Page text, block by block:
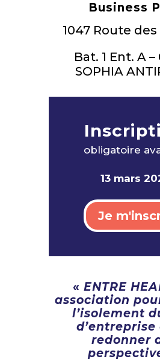
Business
1047 Route
Bat. 1 Ent. A –
SOPHIA
obligatoire
13 mars
Je
« ENTRE
association
l’isolement
redonner